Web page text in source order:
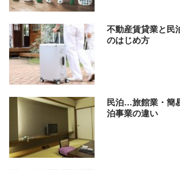
不動産賃貸業と民
のはじめ方
民泊…旅館業・簡
泊事業の違い